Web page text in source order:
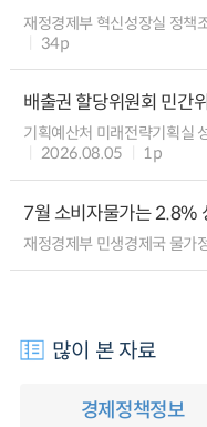
재정경제부 혁신성장실 정책
34p
배출권 할당위원회 민간
기획예산처 미래전략기획실
2026.08.05
1p
7월 소비자물가는 2.8%
재정경제부 민생경제국 물가
많이 본 자료
경제정책정보